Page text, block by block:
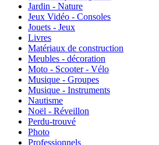
Jardin - Nature
Jeux Vidéo - Consoles
Jouets - Jeux
Livres
Matériaux de construction
Meubles - décoration
Moto - Scooter - Vélo
Musique - Groupes
Musique - Instruments
Nautisme
Noël - Réveillon
Perdu-trouvé
Photo
Professionnels